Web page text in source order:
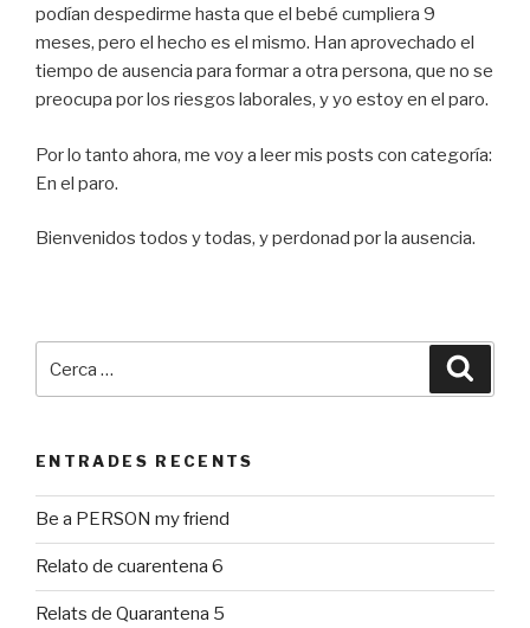
podían despedirme hasta que el bebé cumpliera 9
meses, pero el hecho es el mismo. Han aprovechado el
tiempo de ausencia para formar a otra persona, que no se
preocupa por los riesgos laborales, y yo estoy en el paro.
Por lo tanto ahora, me voy a leer mis posts con categoría:
En el paro.
Bienvenidos todos y todas, y perdonad por la ausencia.
ENTRADES RECENTS
Be a PERSON my friend
Relato de cuarentena 6
Relats de Quarantena 5